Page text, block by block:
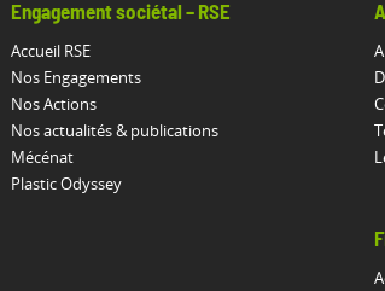
Engagement sociétal – RSE
Accueil RSE
Nos Engagements
Nos Actions
Nos actualités & publications
Mécénat
Plastic Odyssey